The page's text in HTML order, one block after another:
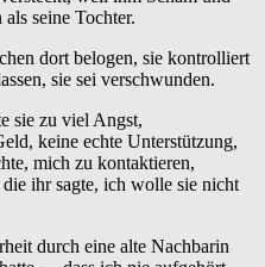
seine Tochter.
dort belogen, sie kontrolliert
sie sei verschwunden.
sie zu viel Angst,
keine echte Unterstützung,
mich zu kontaktieren,
ihr sagte, ich wolle sie nicht
durch eine alte Nachbarin